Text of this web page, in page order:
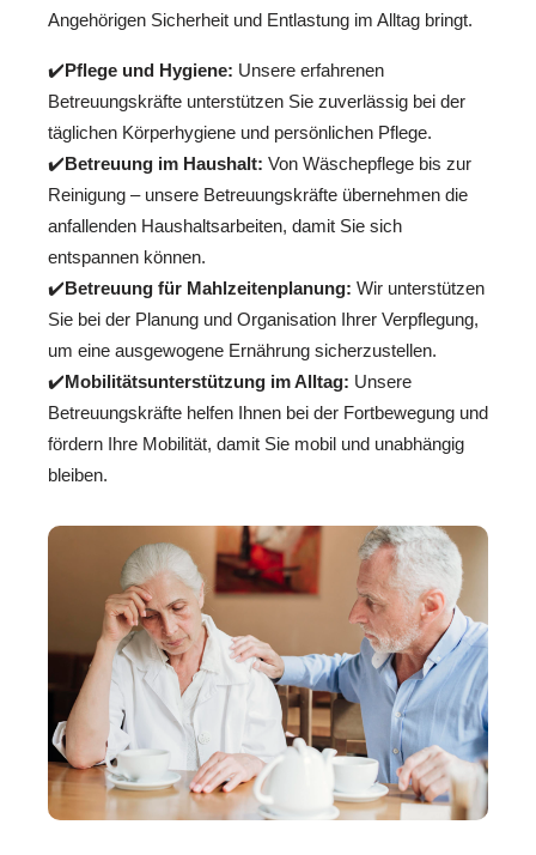
Angehörigen Sicherheit und Entlastung im Alltag bringt.
✔️Pflege und Hygiene: Unsere erfahrenen
Betreuungskräfte unterstützen Sie zuverlässig bei der
täglichen Körperhygiene und persönlichen Pflege.
✔️Betreuung im Haushalt: Von Wäschepflege bis zur
Reinigung – unsere Betreuungskräfte übernehmen die
anfallenden Haushaltsarbeiten, damit Sie sich
entspannen können.
✔️Betreuung für Mahlzeitenplanung: Wir unterstützen
Sie bei der Planung und Organisation Ihrer Verpflegung,
um eine ausgewogene Ernährung sicherzustellen.
✔️Mobilitätsunterstützung im Alltag: Unsere
Betreuungskräfte helfen Ihnen bei der Fortbewegung und
fördern Ihre Mobilität, damit Sie mobil und unabhängig
bleiben.